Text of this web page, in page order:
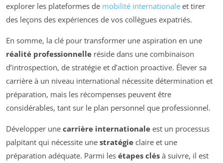
explorer les plateformes de mobilité internationale et tirer
des leçons des expériences de vos collègues expatriés.
En somme, la clé pour transformer une aspiration en une
réalité professionnelle réside dans une combinaison
d’introspection, de stratégie et d’action proactive. Élever sa
carrière à un niveau international nécessite détermination et
préparation, mais les récompenses peuvent être
considérables, tant sur le plan personnel que professionnel.
Développer une carrière internationale est un processus
palpitant qui nécessite une stratégie claire et une
préparation adéquate. Parmi les étapes clés à suivre, il est